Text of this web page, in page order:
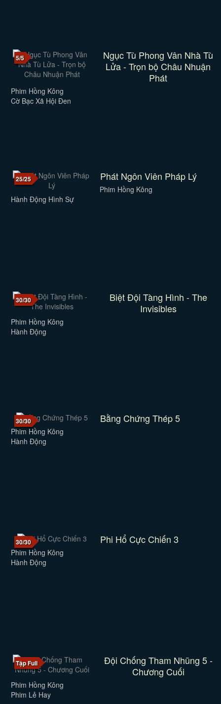
5/5
Ngục Tù Phong Vân Nhà Tù
Lửa - Trọn bộ Châu Nhuận
Phát
Phim Hồng Kông
Cờ Bạc Xã Hội Đen
25/25 Phát Ngôn Viên Pháp Lý
Phim Hồng Kông
Hành Động Hình Sự
30/30
Biệt Đội Tàng Hình - The
Invisibles
Phim Hồng Kông
Hành Động
30/30 Bằng Chứng Thép 5
Phim Hồng Kông
Hành Động
30/30 Phi Hổ Cực Chiến 3
Phim Hồng Kông
Hành Động
Tập Full
Đội Chống Tham Nhũng 5 -
Chương Cuối
Phim Hồng Kông
Phim Lẻ Hay